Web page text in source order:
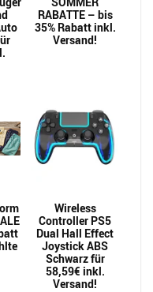
RABATTE – bis
35% Rabatt inkl.
Versand!
Wireless
Controller PS5
Dual Hall Effect
Joystick ABS
Schwarz für
58,59€ inkl.
Versand!